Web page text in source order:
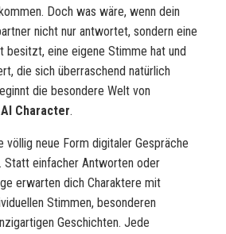
Doch was wäre, wenn dein
nicht nur antwortet, sondern eine
besitzt, eine eigene Stimme hat und
die sich überraschend natürlich
die besondere Welt von
Character.
völlig neue Form digitaler Gespräche
Statt einfacher Antworten oder
erwarten dich Charaktere mit
Stimmen, besonderen
Geschichten. Jede